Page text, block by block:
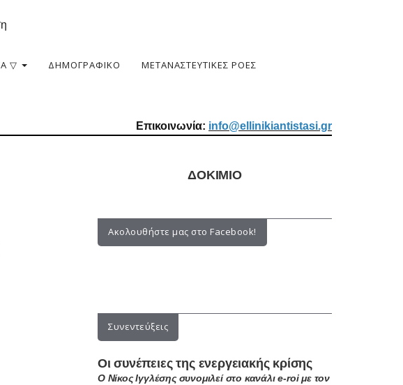
▽ ΔΗΜΟΓΡΑΦΙΚΟ ΜΕΤΑΝΑΣΤΕΥΤΙΚΕΣ ΡΟΕΣ
Επικοινωνία: info@ellinikiantistasi.gr
ΔΟΚΙΜΙΟ
Ακολουθήστε μας στο Facebook!
Συνεντεύξεις
Οι συνέπειες της ενεργειακής κρίσης
Ο Νίκος Ιγγλέσης συνομιλεί στο κανάλι e-roi με τον